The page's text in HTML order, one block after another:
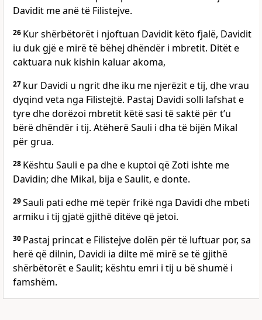
Davidit me anë të Filistejve.
26 Kur shërbëtorët i njoftuan Davidit këto fjalë, Davidit
iu duk gjë e mirë të bëhej dhëndër i mbretit. Ditët e
caktuara nuk kishin kaluar akoma,
27 kur Davidi u ngrit dhe iku me njerëzit e tij, dhe vrau
dyqind veta nga Filistejtë. Pastaj Davidi solli lafshat e
tyre dhe dorëzoi mbretit këtë sasi të saktë për t’u
bërë dhëndër i tij. Atëherë Sauli i dha të bijën Mikal
për grua.
28 Kështu Sauli e pa dhe e kuptoi që Zoti ishte me
Davidin; dhe Mikal, bija e Saulit, e donte.
29Sauli pati edhe më tepër frikë nga Davidi dhe mbeti
armiku i tij gjatë gjithë ditëve që jetoi.
30 Pastaj princat e Filistejve dolën për të luftuar por, sa
herë që dilnin, Davidi ia dilte më mirë se të gjithë
shërbëtorët e Saulit; kështu emri i tij u bë shumë i
famshëm.